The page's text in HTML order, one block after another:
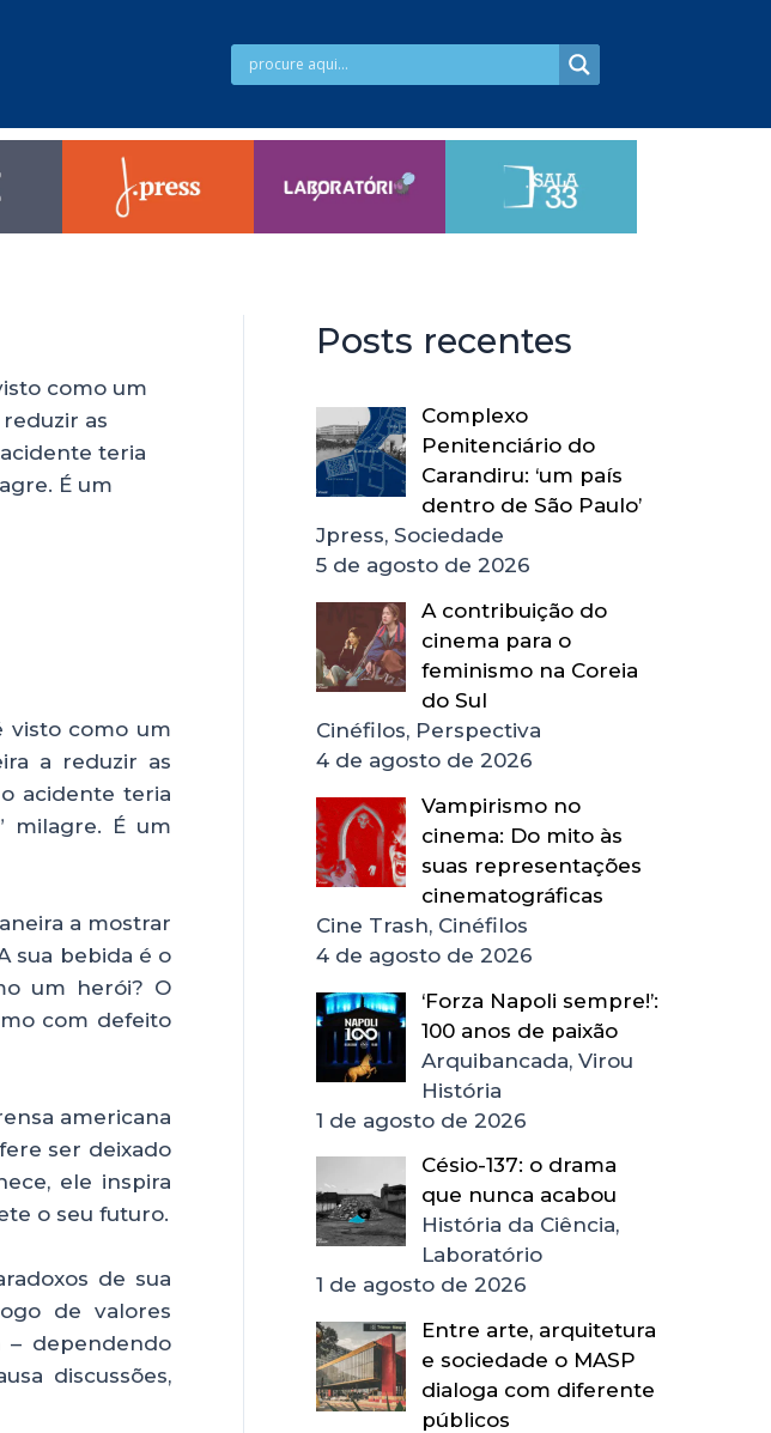
como um
as
teria
É um
visto como um
a reduzir as
acidente teria
milagre. É um
a mostrar
sua bebida é o
um herói? O
com defeito
americana
ser deixado
ele inspira
o seu futuro.
de sua
de valores
– dependendo
discussões,
Posts recentes
Complexo
Penitenciário do
Carandiru: ‘um país
dentro de São Paulo’
Jpress, Sociedade
5 de agosto de 2026
A contribuição do
cinema para o
feminismo na Coreia
do Sul
Cinéfilos, Perspectiva
4 de agosto de 2026
Vampirismo no
cinema: Do mito às
suas representações
cinematográficas
Cine Trash, Cinéfilos
4 de agosto de 2026
‘Forza Napoli sempre!’:
100 anos de paixão
Arquibancada, Virou
História
1 de agosto de 2026
Césio-137: o drama
que nunca acabou
História da Ciência,
Laboratório
1 de agosto de 2026
Entre arte, arquitetura
e sociedade o MASP
dialoga com diferente
públicos